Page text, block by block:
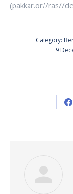
(pakkar.or//ras//
Category:
9